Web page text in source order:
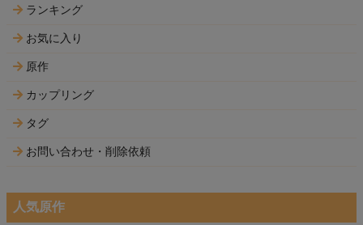
ランキング
お気に入り
原作
カップリング
タグ
お問い合わせ・削除依頼
人気原作